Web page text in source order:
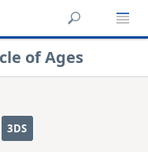
of Ages
3DS